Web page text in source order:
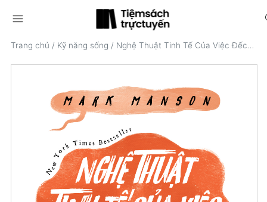
menu
Trang chủ / Kỹ năng sống / Nghệ Thuật Tinh Tế Của Việc Đếch Quan Tâm